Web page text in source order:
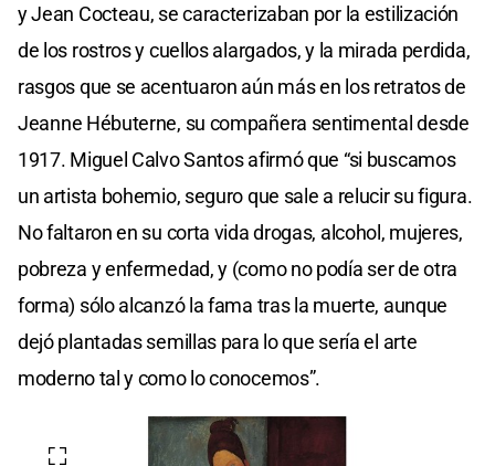
y Jean Cocteau, se caracterizaban por la estilización
de los rostros y cuellos alargados, y la mirada perdida,
rasgos que se acentuaron aún más en los retratos de
Jeanne Hébuterne, su compañera sentimental desde
1917. Miguel Calvo Santos afirmó que “si buscamos
un artista bohemio, seguro que sale a relucir su figura.
No faltaron en su corta vida drogas, alcohol, mujeres,
pobreza y enfermedad, y (como no podía ser de otra
forma) sólo alcanzó la fama tras la muerte, aunque
dejó plantadas semillas para lo que sería el arte
moderno tal y como lo conocemos”.